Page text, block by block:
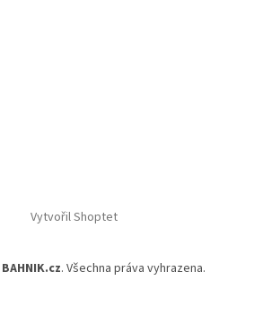
Vytvořil Shoptet
BAHNIK.cz. Všechna práva vyhrazena.